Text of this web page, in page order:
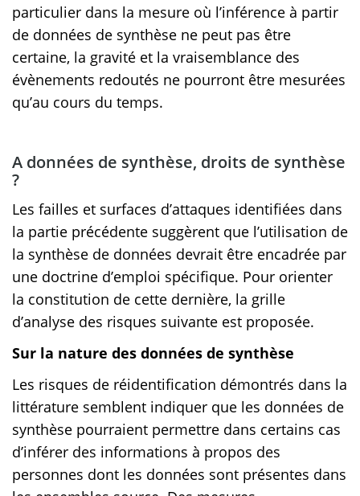
particulier dans la mesure où l’inférence à partir
de données de synthèse ne peut pas être
certaine, la gravité et la vraisemblance des
évènements redoutés ne pourront être mesurées
qu’au cours du temps.
A données de synthèse, droits de synthèse
?
Les failles et surfaces d’attaques identifiées dans
la partie précédente suggèrent que l’utilisation de
la synthèse de données devrait être encadrée par
une doctrine d’emploi spécifique. Pour orienter
la constitution de cette dernière, la grille
d’analyse des risques suivante est proposée.
Sur la nature des données de synthèse
Les risques de réidentification démontrés dans la
littérature semblent indiquer que les données de
synthèse pourraient permettre dans certains cas
d’inférer des informations à propos des
personnes dont les données sont présentes dans